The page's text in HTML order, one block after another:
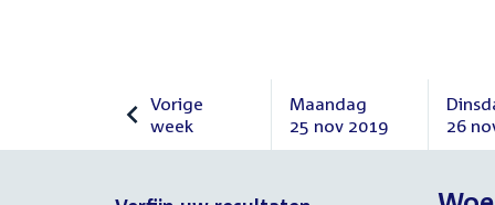
Vorige
week
Vorige
Maandag
25 nov 2019
Maandag
26